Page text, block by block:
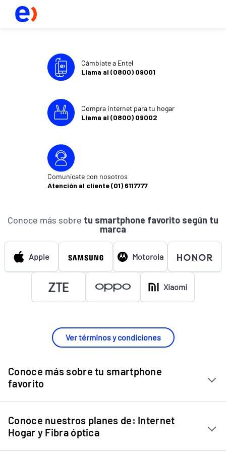
Cámbiate a Entel
Llama al (0800) 09001
Compra internet para tu hogar
Llama al (0800) 09002
Comunícate con nosotros
Atención al cliente (01) 6117777
Conoce más sobre tu smartphone favorito según tu
marca
Apple Motorola
Xiaomi
Ver términos y condiciones
Conoce más sobre tu smartphone
favorito
Chip Entel
Apple iPhone 11
Apple iPhone 12 Mini
Conoce nuestros planes de: Internet
Hogar y Fibra óptica